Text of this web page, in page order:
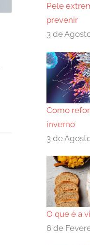
Pele
prevenir
3 de
Como
inverno
3 de
O que é a
6 de